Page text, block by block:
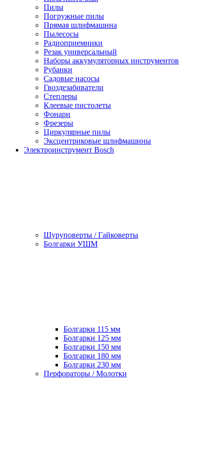
Пилы
Погружные пилы
Прямая шлифмашина
Пылесосы
Радиоприемники
Резак универсальный
Наборы аккумуляторных инструментов
Рубанки
Садовые насосы
Гвоздезабиватели
Степлеры
Клеевые пистолеты
Фонари
Фрезеры
Циркулярные пилы
Эксцентриковые шлифмашины
Электроинструмент Bosch
Шуруповерты / Гайковерты
Болгарки УШМ
Болгарки 115 мм
Болгарки 125 мм
Болгарки 150 мм
Болгарки 180 мм
Болгарки 230 мм
Перфораторы / Молотки